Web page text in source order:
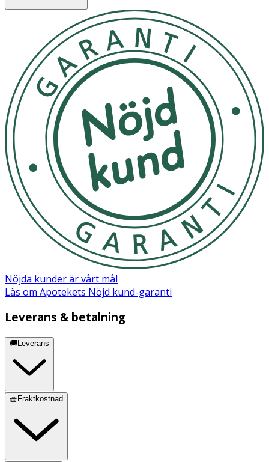
immunsystem och till att skydda cellerna mot oxidativ
NORDBO C & Zink finns även i förpackning om 100
kapslar.
Användning & Dosering
- 2 kapslar per dag i samband med måltid.
- Vid svårigheter att svälja kan kapseln öppnas och
innehållet strös i valfri vätska. (Undvik het vätska,
eftersom det kan förstöra näringsinnehållet.)
- Rekommenderad dos bör ej överskridas.
- Kosttillskott ersätter inte en varierad kost.
- Förvaras torrt i rumstemperatur och ej i direkt solljus.
Förvaras utom räckhåll för barn.
INNEHÅLLSDEKLARATION
C-vitamin
Zink
Innehåll
C-vitamin (kalciumaskorbat), zink (pikolinat),
fyllnadsmedel (rismjöl), risstärkelse, vegetabilisk kapsel
Nöjda kunder är vårt mål
Läs om Apotekets Nöjd kund-garanti
Leverans & betalning
🚚Leverans
🧺Fraktkostnad